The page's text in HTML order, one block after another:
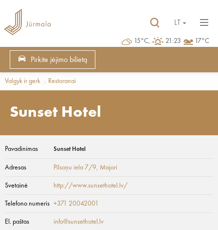
15°C, 21:23 17°C
LT
Pirkite įėjimo bilietą
Valgyk ir gerk Restoranai
Sunset Hotel
Pavadinimas Sunset Hotel
Adresas Pilsoņu iela 7/9, Majori
Svetainė http://www.sunsethotel.lv/
Telefono numeris +371 20042001
El. paštas info@sunsethotel.lv